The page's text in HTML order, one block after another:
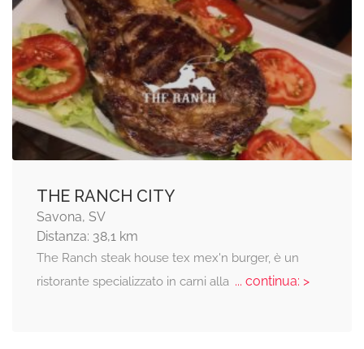
THE RANCH CITY
Savona, SV
Distanza: 38,1 km
The Ranch steak house tex mex'n burger, è un
ristorante specializzato in carni alla... continua: >